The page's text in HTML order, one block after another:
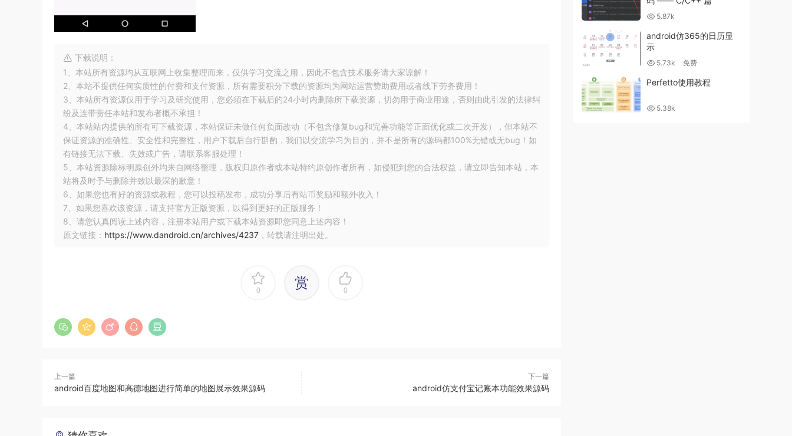
下载说明：
1、本站所有资源均从互联网上收集整理而来，仅供学习交流之用，因此不包含技术服务请大家谅解！
2、本站不提供任何实质性的付费和支付资源，所有需要积分下载的资源均为网站运营赞助费用或者线下劳务费用！
3、本站所有资源仅用于学习及研究使用，您必须在下载后的24小时内删除所下载资源，切勿用于商业用途，否则由此引发的法律纠
纷及连带责任本站和发布者概不承担！
4、本站站内提供的所有可下载资源，本站保证未做任何负面改动（不包含修复bug和完善功能等正面优化或二次开发），但本站不
保证资源的准确性、安全性和完整性，用户下载后自行斟酌，我们以交流学习为目的，并不是所有的源码都100%无错或无bug！如
有链接无法下载、失效或广告，请联系客服处理！
5、本站资源除标明原创外均来自网络整理，版权归原作者或本站特约原创作者所有，如侵犯到您的合法权益，请立即告知本站，本
站将及时予与删除并致以最深的歉意！
6、如果您也有好的资源或教程，您可以投稿发布，成功分享后有站币奖励和额外收入！
7、如果您喜欢该资源，请支持官方正版资源，以得到更好的正版服务！
8、请您认真阅读上述内容，注册本站用户或下载本站资源即您同意上述内容！
原文链接： https://www.dandroid.cn/archives/4237 ，转载请注明出处。
0 赏 0
上一篇
android百度地图和高德地图进行简单的地图展示效果源码
下一篇
android仿支付宝记账本功能效果源码
5.87k
android仿365的日历显
示
5.73k 免费
Perfetto使用教程
5.38k